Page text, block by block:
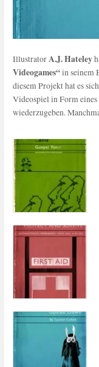
IllustratorA.J. Hateley
Videogames“in seinem
diesem Projekt hat es
Videospiel in Form
wiederzugeben.